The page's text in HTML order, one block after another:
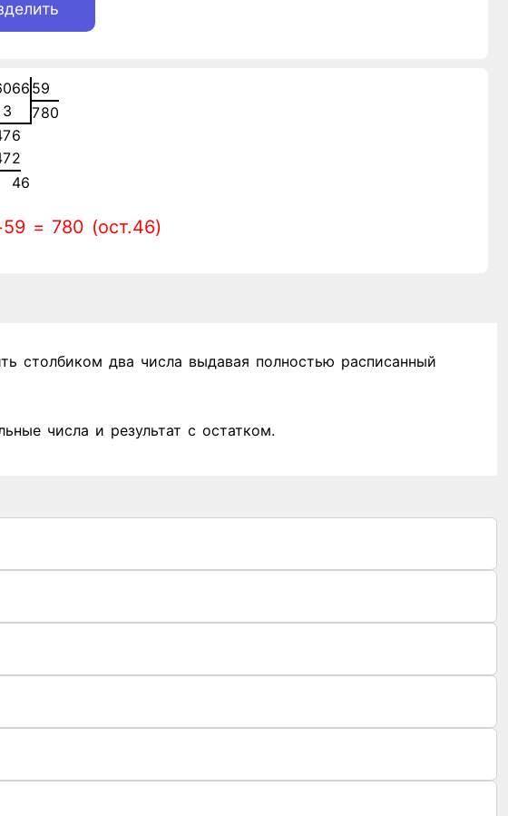
066 59
3 780
76
72
46
= 780 (ост.46)
столбиком два числа выдавая полностью расписанный
числа и результат с остатком.